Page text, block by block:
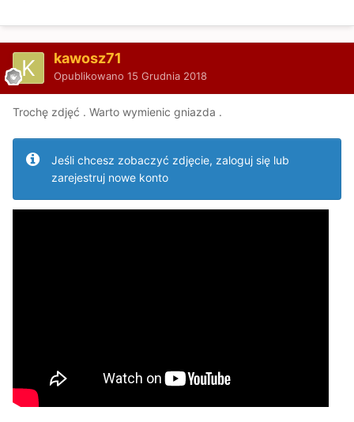
kawosz71
Opublikowano 15 Grudnia 2018
Trochę zdjęć . Warto wymienic gniazda .
Jeśli chcesz zobaczyć zdjęcie, zaloguj się lub
zarejestruj nowe konto